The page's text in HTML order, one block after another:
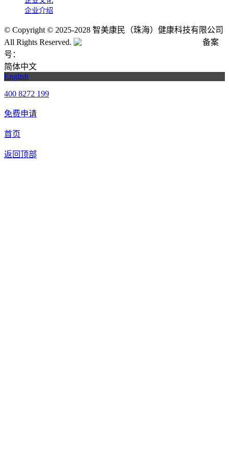
企业介绍
© Copyright © 2025-2028 智美康民（珠海）健康科技有限公司
All Rights Reserved.
备案
号：
简体中文
English
400 8272 199
免费申请
首页
返回顶部